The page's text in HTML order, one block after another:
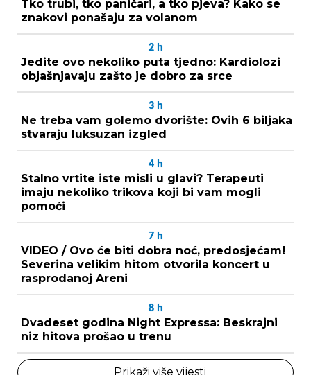
Tko trubi, tko paničari, a tko pjeva? Kako se
znakovi ponašaju za volanom
2 h
Jedite ovo nekoliko puta tjedno: Kardiolozi
objašnjavaju zašto je dobro za srce
3 h
Ne treba vam golemo dvorište: Ovih 6 biljaka
stvaraju luksuzan izgled
4 h
Stalno vrtite iste misli u glavi? Terapeuti
imaju nekoliko trikova koji bi vam mogli
pomoći
7 h
VIDEO / Ovo će biti dobra noć, predosjećam!
Severina velikim hitom otvorila koncert u
rasprodanoj Areni
8 h
Dvadeset godina Night Expressa: Beskrajni
niz hitova prošao u trenu
Prikaži više vijesti